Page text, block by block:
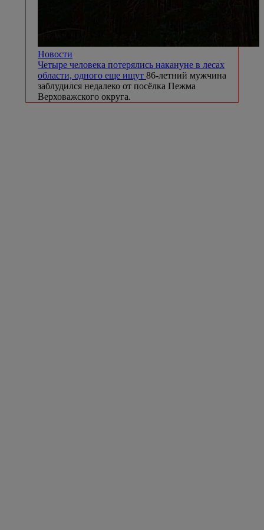
Новости
Четыре человека потерялись накануне в лесах
области, одного еще ищут 86-летний мужчина
заблудился недалеко от посёлка Пежма
Верховажского округа.